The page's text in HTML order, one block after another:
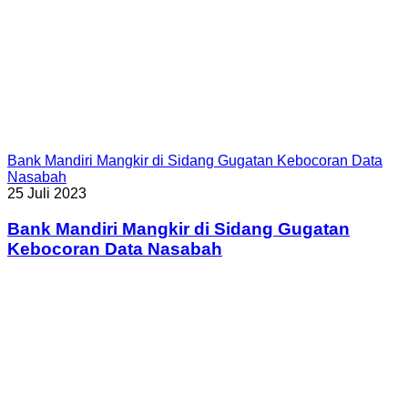
Bank Mandiri Mangkir di Sidang Gugatan Kebocoran Data
Nasabah
25 Juli 2023
Bank Mandiri Mangkir di Sidang Gugatan
Kebocoran Data Nasabah